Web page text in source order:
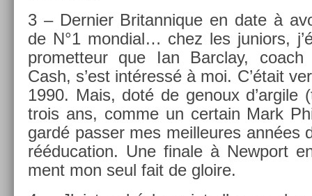
3 – De­rni­er Britan­nique en date à
de N°1 mon­di­al… chez les juniors,
pro­met­teur que Ian Barclay,
Cash, s’est intéressé à moi. C’était
1990. Mais, doté de genoux d’ar­gile
trois ans, comme un cer­tain Mark
gardé pass­er mes meil­leures années
rééduca­tion. Une fin­ale à New­port
ment mon seul fait de gloire.